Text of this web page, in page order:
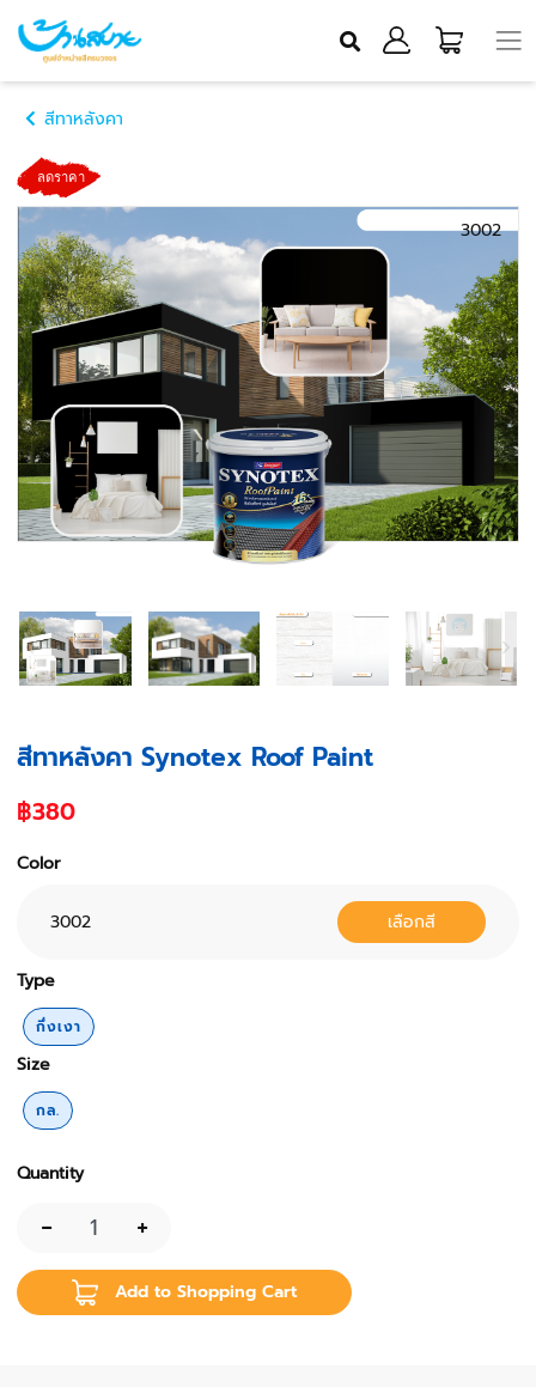
สีทาหลังคา
3002
สีทาหลังคา Synotex Roof Paint
฿380
Color
3002 เลือกสี
Type
กึ่งเงา
Size
กล.
Quantity
- +
Add to Shopping Cart